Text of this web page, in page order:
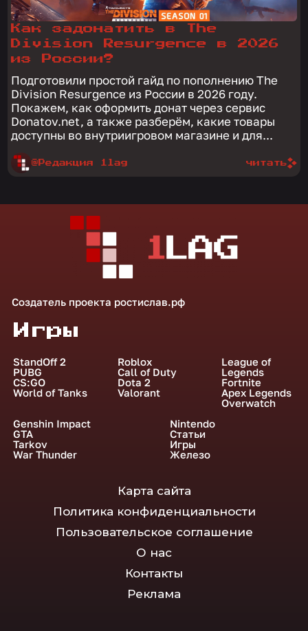
Как задонатить в The
Division Resurgence в 2026
из России?
Подготовили простой гайд по пополнению The
Division Resurgence из России в 2026 году.
Покажем, как оформить донат через сервис
Donatov.net, а также разберём, какие товары
доступны во внутриигровом магазине и для...
@Редакция 1lag читать
Создатель проекта ростислав.рф
Игры
StandOff 2
PUBG
CS:GO
World of Tanks
Roblox
Call of Duty
Dota 2
Valorant
League of
Legends
Fortnite
Apex Legends
Overwatch
Genshin Impact
GTA
Tarkov
War Thunder
Nintendo
Статьи
Игры
Железо
Карта сайта
Политика конфиденциальности
Пользовательское соглашение
О нас
Контакты
Реклама